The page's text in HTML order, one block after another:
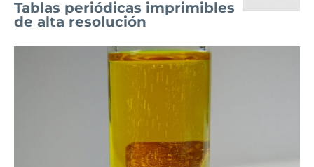
Tablas periódicas imprimibles
de alta resolución